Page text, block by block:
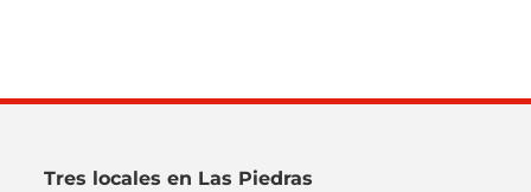
Tres locales en Las Piedras